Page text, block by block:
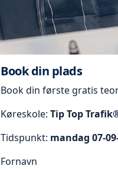
Book din plads
Book din første gratis
Køreskole: Tip Top
Tidspunkt: mandag 07-
Fornavn